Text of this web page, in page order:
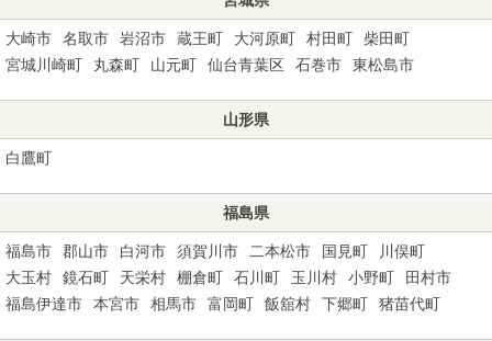
大崎市 名取市 岩沼市 蔵王町 大河原町 村田町
柴田町
宮城川崎町
丸森町 山元町 仙台青葉区 石巻市 東松島市
山形県
白鷹町
福島県
福島市 郡山市 白河市 須賀川市 二本松市 国見町
川俣町
大玉村
鏡石町 天栄村 棚倉町 石川町 玉川村 小野町
田村市
福島伊達市
本宮市 相馬市 富岡町 飯舘村 下郷町 猪苗代町